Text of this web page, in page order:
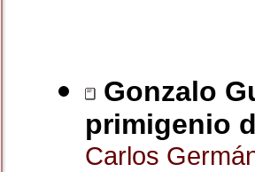
Gonzalo
primigenio
Carlos